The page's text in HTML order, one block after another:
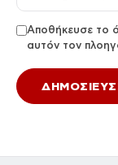
Αποθήκευσε το
αυτόν τον